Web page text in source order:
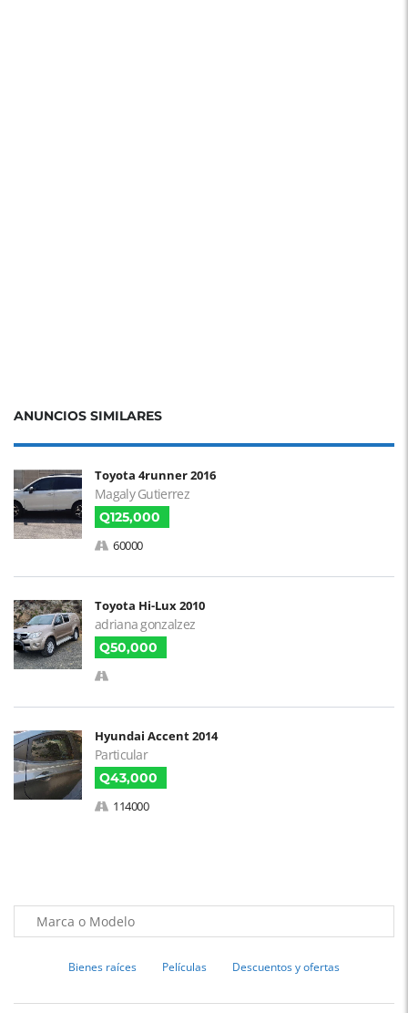
ANUNCIOS SIMILARES
Toyota 4runner 2016
Magaly Gutierrez
Q125,000
60000
Toyota Hi-Lux 2010
adriana gonzalzez
Q50,000
Hyundai Accent 2014
Particular
Q43,000
114000
Bienes raíces Películas Descuentos y ofertas